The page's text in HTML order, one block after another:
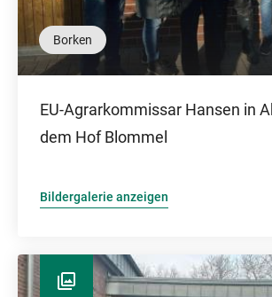
Borken
EU-Agrarkommissar Hansen in
dem Hof Blommel
Bildergalerie anzeigen